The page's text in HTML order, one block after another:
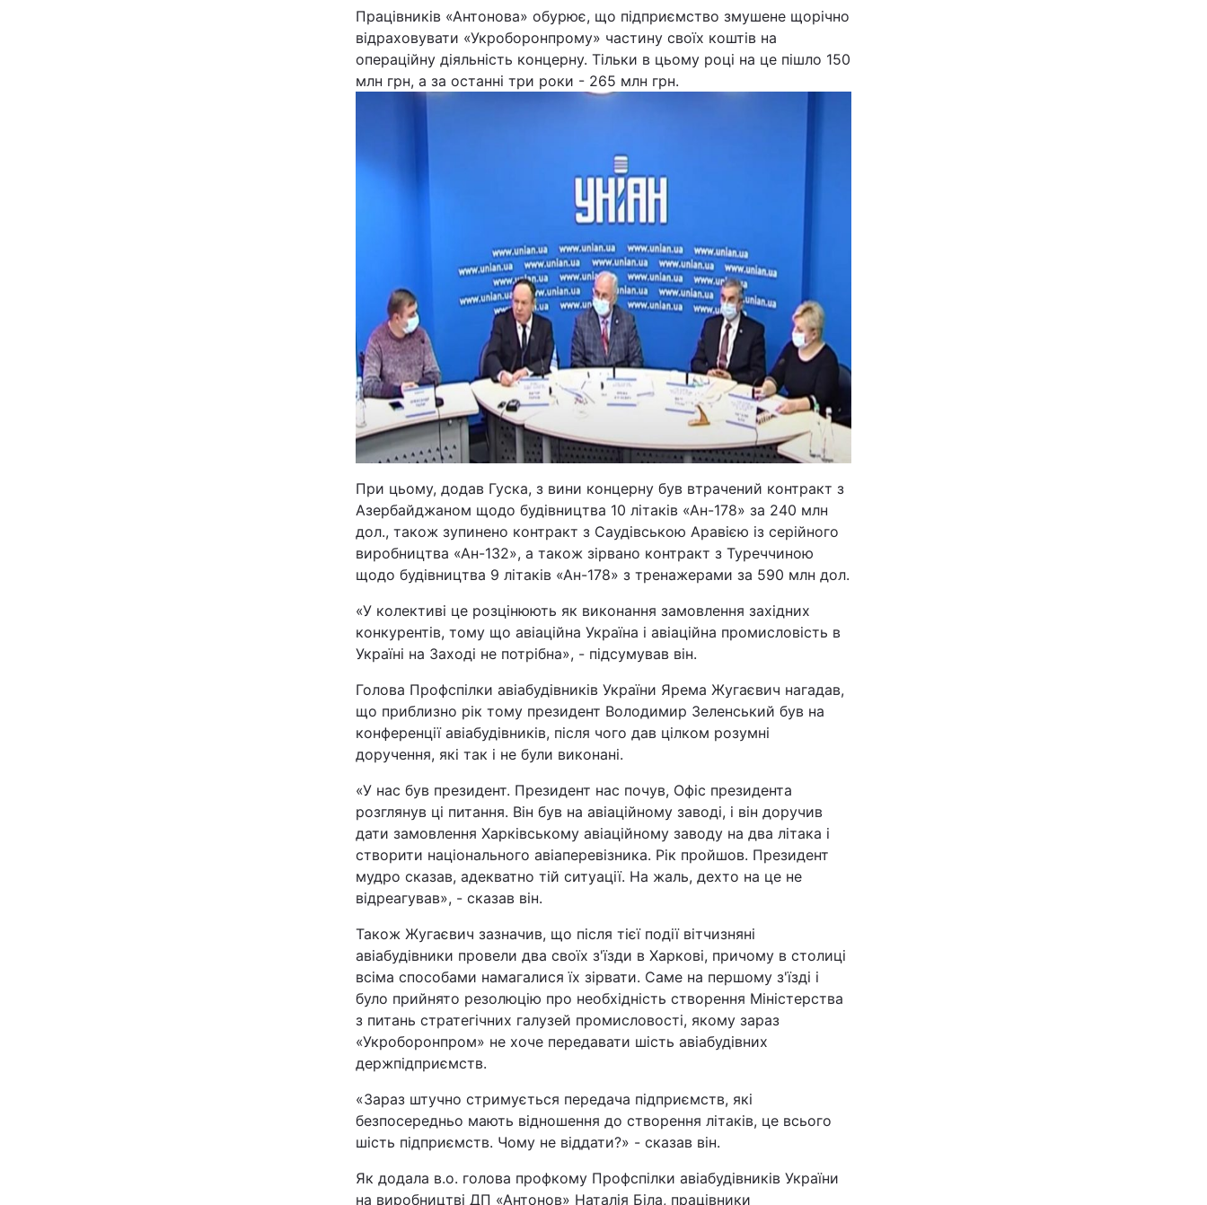
Працівників «Антонова» обурює, що підприємство змушене щорічно
відраховувати «Укроборонпрому» частину своїх коштів на
операційну діяльність концерну. Тільки в цьому році на це пішло 150
млн грн, а за останні три роки - 265 млн грн.
При цьому, додав Гуска, з вини концерну був втрачений контракт з
Азербайджаном щодо будівництва 10 літаків «Ан-178» за 240 млн
дол., також зупинено контракт з Саудівською Аравією із серійного
виробництва «Ан-132», а також зірвано контракт з Туреччиною
щодо будівництва 9 літаків «Ан-178» з тренажерами за 590 млн дол.
«У колективі це розцінюють як виконання замовлення західних
конкурентів, тому що авіаційна Україна і авіаційна промисловість в
Україні на Заході не потрібна», - підсумував він.
Голова Профспілки авіабудівників України Ярема Жугаєвич нагадав,
що приблизно рік тому президент Володимир Зеленський був на
конференції авіабудівників, після чого дав цілком розумні
доручення, які так і не були виконані.
«У нас був президент. Президент нас почув, Офіс президента
розглянув ці питання. Він був на авіаційному заводі, і він доручив
дати замовлення Харківському авіаційному заводу на два літака і
створити національного авіаперевізника. Рік пройшов. Президент
мудро сказав, адекватно тій ситуації. На жаль, дехто на це не
відреагував», - сказав він.
Також Жугаєвич зазначив, що після тієї події вітчизняні
авіабудівники провели два своїх з'їзди в Харкові, причому в столиці
всіма способами намагалися їх зірвати. Саме на першому з'їзді і
було прийнято резолюцію про необхідність створення Міністерства
з питань стратегічних галузей промисловості, якому зараз
«Укроборонпром» не хоче передавати шість авіабудівних
держпідприємств.
«Зараз штучно стримується передача підприємств, які
безпосередньо мають відношення до створення літаків, це всього
шість підприємств. Чому не віддати?» - сказав він.
Як додала в.о. голова профкому Профспілки авіабудівників України
на виробництві ДП «Антонов» Наталія Біла, працівники